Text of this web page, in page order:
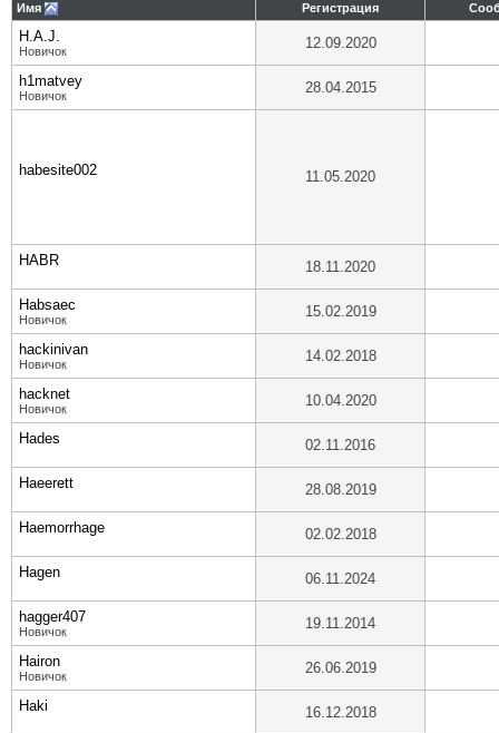
Имя Регистрация
H.A.J.
Новичок 12.09.2020
h1matvey
Новичок 28.04.2015
habesite002 11.05.2020
HABR 18.11.2020
Habsaec
Новичок 15.02.2019
hackinivan
Новичок 14.02.2018
hacknet
Новичок 10.04.2020
Hades 02.11.2016
Haeerett 28.08.2019
Haemorrhage 02.02.2018
Hagen 06.11.2024
hagger407
Новичок 19.11.2014
Hairon
Новичок 26.06.2019
Haki 16.12.2018